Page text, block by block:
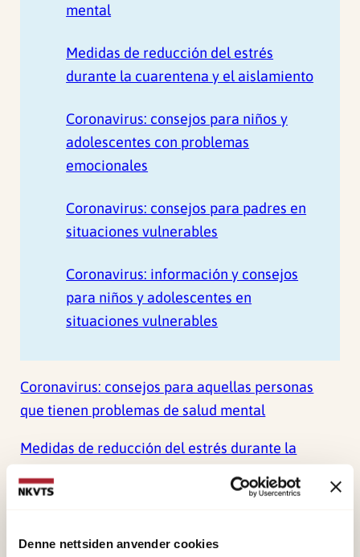
Denne nettsiden anvender cookies
mental
Medidas de reducción del estrés
durante la cuarentena y el aislamiento
Coronavirus: consejos para niños y
adolescentes con problemas
emocionales
Coronavirus: consejos para padres en
situaciones vulnerables
Coronavirus: información y consejos
para niños y adolescentes en
situaciones vulnerables
Coronavirus: consejos para aquellas personas
que tienen problemas de salud mental
Medidas de reducción del estrés durante la